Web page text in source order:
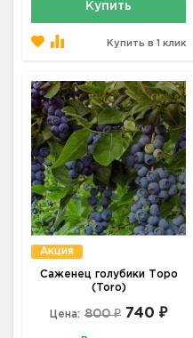
Купить
Купить в 1 клик
Акция
Саженец голубики Торо
(Toro)
Цена: 800 ₽ 740 ₽